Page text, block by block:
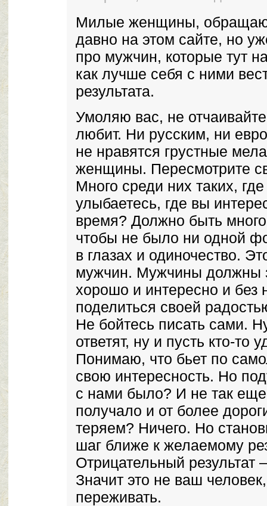
Милые женщины,
давно на этом сайте, но
про мужчин, которые тут
как лучше себя с ними
результата.
Умоляю вас, не
любит. Ни русским, ни
не нравятся грустные
женщины. Пересмотрите
Много среди них таких,
улыбаетесь, где вы
время? Должно быть
чтобы не было ни одной
в глазах и одиночество.
мужчин. Мужчины должны
хорошо и интересно и без
поделиться своей
Не бойтесь писать сами.
ответят, ну и пусть кто-то
Понимаю, что бьет по
свою интересность. Но
с нами было? И не так
получало и от более
теряем? Ничего. Но
шаг ближе к желаемому
Отрицательный результат
Значит это не ваш
переживать.